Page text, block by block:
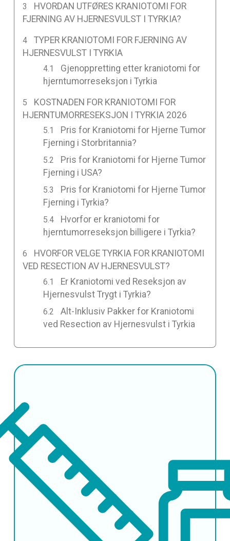
HVORDAN UTFØRES KRANIOTOMI FOR
FJERNING AV HJERNESVULST I TYRKIA?
TYPER KRANIOTOMI FOR FJERNING AV
HJERNESVULST I TYRKIA
Gjenoppretting etter kraniotomi for
hjerntumorreseksjon i Tyrkia
KOSTNADEN FOR KRANIOTOMI FOR
HJERNTUMORRESEKSJON I TYRKIA 2026
Pris for Kraniotomi for Hjerne Tumor
Fjerning i Storbritannia?
Pris for Kraniotomi for Hjerne Tumor
Fjerning i USA?
Pris for Kraniotomi for Hjerne Tumor
Fjerning i Tyrkia?
Hvorfor er kraniotomi for
hjerntumorreseksjon billigere i Tyrkia?
HVORFOR VELGE TYRKIA FOR KRANIOTOMI
VED RESECTION AV HJERNESVULST?
Er Kraniotomi ved Reseksjon av
Hjernesvulst Trygt i Tyrkia?
Alt-Inklusiv Pakker for Kraniotomi
ved Resection av Hjernesvulst i Tyrkia